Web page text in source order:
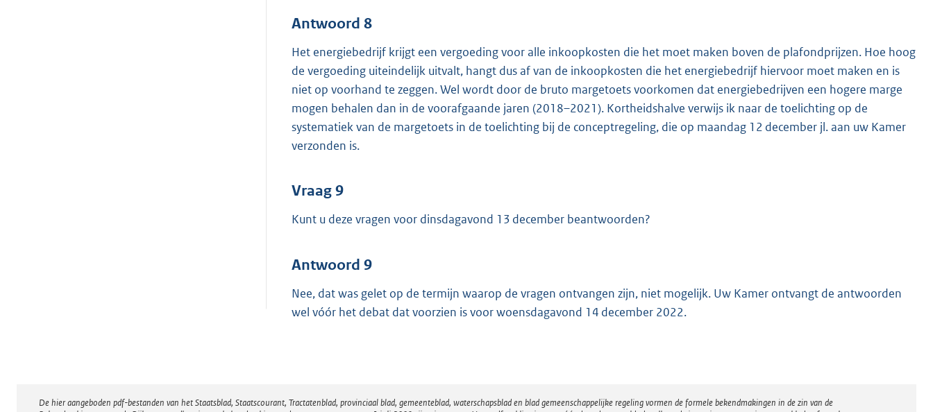
Antwoord 8
Het energiebedrijf krijgt een vergoeding voor alle inkoopkosten die het moet maken boven de plafondprijzen. Hoe hoog
de vergoeding uiteindelijk uitvalt, hangt dus af van de inkoopkosten die het energiebedrijf hiervoor moet maken en is
niet op voorhand te zeggen. Wel wordt door de bruto margetoets voorkomen dat energiebedrijven een hogere marge
mogen behalen dan in de voorafgaande jaren (2018–2021). Kortheidshalve verwijs ik naar de toelichting op de
systematiek van de margetoets in de toelichting bij de conceptregeling, die op maandag 12 december jl. aan uw Kamer
verzonden is.
Vraag 9
Kunt u deze vragen voor dinsdagavond 13 december beantwoorden?
Antwoord 9
Nee, dat was gelet op de termijn waarop de vragen ontvangen zijn, niet mogelijk. Uw Kamer ontvangt de antwoorden
wel vóór het debat dat voorzien is voor woensdagavond 14 december 2022.
De hier aangeboden pdf-bestanden van het Staatsblad, Staatscourant, Tractatenblad, provinciaal blad, gemeenteblad, waterschapsblad en blad gemeenschappelijke regeling vormen de formele bekendmakingen in de zin van de